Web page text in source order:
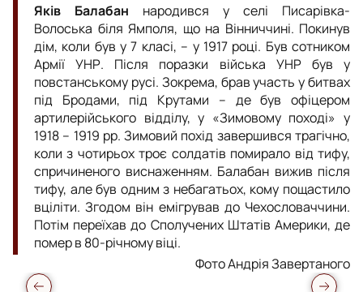
Яків Балабан народився у селі Писарівка-
Волоська біля Ямполя, що на Вінниччині. Покинув
дім, коли був у 7 класі, – у 1917 році. Був сотником
Армії УНР. Після поразки війська УНР був у
повстанському русі. Зокрема, брав участь у битвах
під Бродами, під Крутами – де був офіцером
артилерійського відділу, у «Зимовому поході» у
1918 – 1919 рр. Зимовий похід завершився трагічно,
коли з чотирьох троє солдатів помирало від тифу,
спричиненого виснаженням. Балабан вижив після
тифу, але був одним з небагатьох, кому пощастило
вціліти. Згодом він емігрував до Чехословаччини.
Потім переїхав до Сполучених Штатів Америки, де
помер в 80-річному віці.
Фото Андрія Завертаного